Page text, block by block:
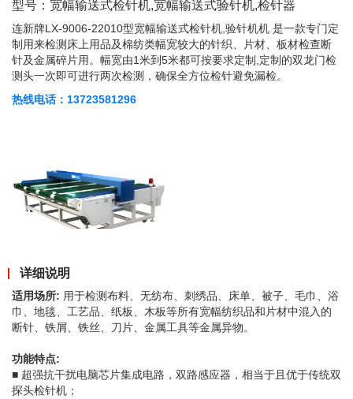
型号：宽幅输送式检针机,宽幅输送式验针机,检针器
连新牌LX-9006-22010型宽幅输送式检针机,验针机机 是一款专门定
制用来检测床上用品及棉纺类幅宽较大的针织、片材、板材检查断
针及金属碎片用。幅宽由1米到5米都可按要求定制,定制的双龙门检
测头一次即可进行两次检测，确保全方位检针避免漏检。
热线电话：13723581296
详细说明
适用场所: 用于检测布料、无纺布、刺绣品、床单、被子、毛巾、浴
巾、地毯、工艺品、纸板、木板等所有宽幅纺织品和片材中混入的
断针、铁屑、铁丝、刀片、金属工具等金属异物。
功能特点:
■ 超强抗干扰电脑芯片集成电路，双路感应器，相当于且优于传统双
探头检针机；